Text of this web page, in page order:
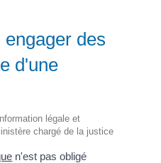
des
d'une
légale et
chargé de la justice
n'est pas obligé